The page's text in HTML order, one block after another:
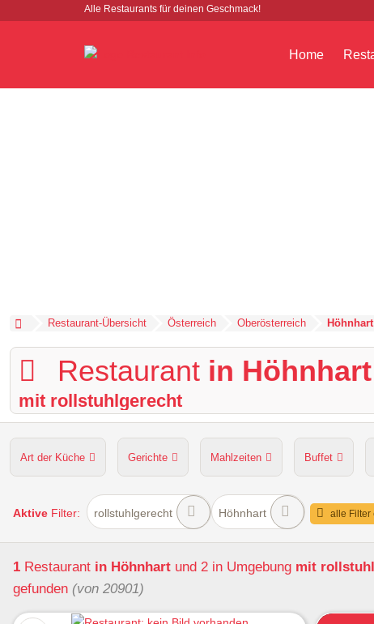
Alle Restaurants für deinen Geschmack!
Home
Restaurant-Übersicht Österreich Oberösterreich Höhnhart
Restaurant in Höhnhart
mit rollstuhlgerecht
Art der Küche Gerichte Mahlzeiten Buffet
Hunde erlaubt Kapazität Sitzplätze im Freien
Aktive Filter: rollstuhlgerecht Höhnhart alle Filter
1 Restaurant in Höhnhart und 2 in Umgebung mit
gefunden (von 20901)